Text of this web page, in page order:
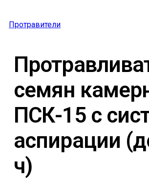
Протравители
семян
ПСК-15 с
аспирации
ч)